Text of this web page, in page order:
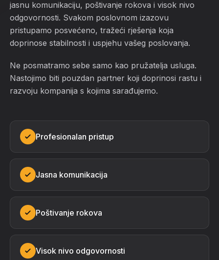
jasnu komunikaciju, poštivanje rokova i visok nivo
odgovornosti. Svakom poslovnom izazovu
pristupamo posvećeno, tražeći rješenja koja
doprinose stabilnosti i uspjehu vašeg poslovanja.
Ne posmatramo sebe samo kao pružatelja usluga.
Nastojimo biti pouzdan partner koji doprinosi rastu i
razvoju kompanija s kojima sarađujemo.
Profesionalan pristup
Jasna komunikacija
Poštivanje rokova
Visok nivo odgovornosti